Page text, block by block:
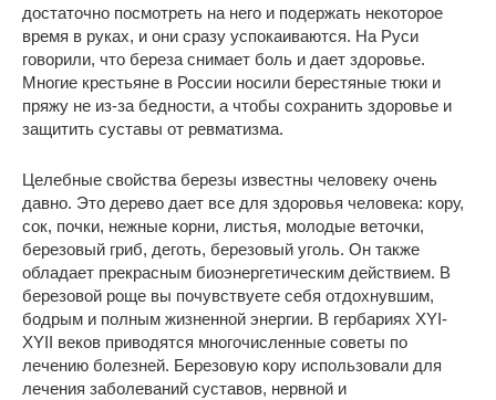
достаточно посмотреть на него и подержать некоторое
время в руках, и они сразу успокаиваются. На Руси
говорили, что береза снимает боль и дает здоровье.
Многие крестьяне в России носили берестяные тюки и
пряжу не из-за бедности, а чтобы сохранить здоровье и
защитить суставы от ревматизма.
Целебные свойства березы известны человеку очень
давно. Это дерево дает все для здоровья человека: кору,
сок, почки, нежные корни, листья, молодые веточки,
березовый гриб, деготь, березовый уголь. Он также
обладает прекрасным биоэнергетическим действием. В
березовой роще вы почувствуете себя отдохнувшим,
бодрым и полным жизненной энергии. В гербариях XYI-
XYII веков приводятся многочисленные советы по
лечению болезней. Березовую кору использовали для
лечения заболеваний суставов, нервной и